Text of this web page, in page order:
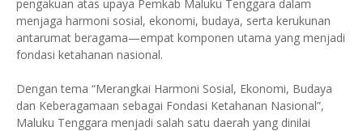
pengakuan atas upaya Pemkab Maluku Tenggara dalam
menjaga harmoni sosial, ekonomi, budaya, serta kerukunan
antarumat beragama—empat komponen utama yang menjadi
fondasi ketahanan nasional.
Dengan tema “Merangkai Harmoni Sosial, Ekonomi, Budaya
dan Keberagamaan sebagai Fondasi Ketahanan Nasional”,
Maluku Tenggara menjadi salah satu daerah yang dinilai